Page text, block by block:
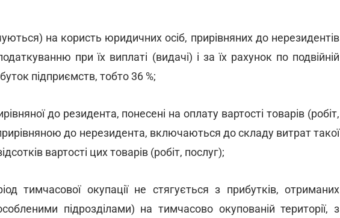
на користь юридичних осіб, прирівняних до нерезидентів
при їх виплаті (видачі) і за їх рахунок по подвійній
підприємств, тобто 36 %;
до резидента, понесені на оплату вартості товарів (робіт,
до нерезидента, включаються до складу витрат такої
вартості цих товарів (робіт, послуг);
тимчасової окупації не стягується з прибутків, отриманих
підрозділами) на тимчасово окупованій території, з